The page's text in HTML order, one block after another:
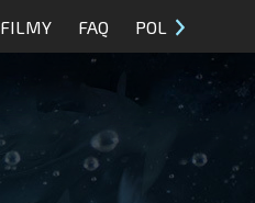
FILMY FAQ POL